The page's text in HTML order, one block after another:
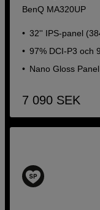
BenQ MA320UP
32'' IPS-panel
97% DCI-P3 och
Nano Gloss Panel
7 090 SEK